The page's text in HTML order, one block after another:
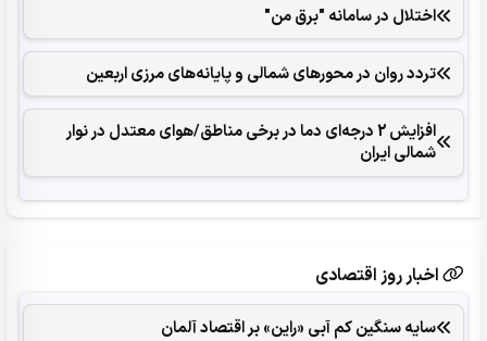
اختلال در سامانه "برق من"
تردد روان در محورهای شمالی و پایانه‌های مرزی اربعین
افزایش 2 درجه‌ای دما در برخی مناطق/هوای معتدل در نوار
شمالی ایران
اخبار روز اقتصادی
سایه سنگین کم آبی «راین» بر اقتصاد آلمان